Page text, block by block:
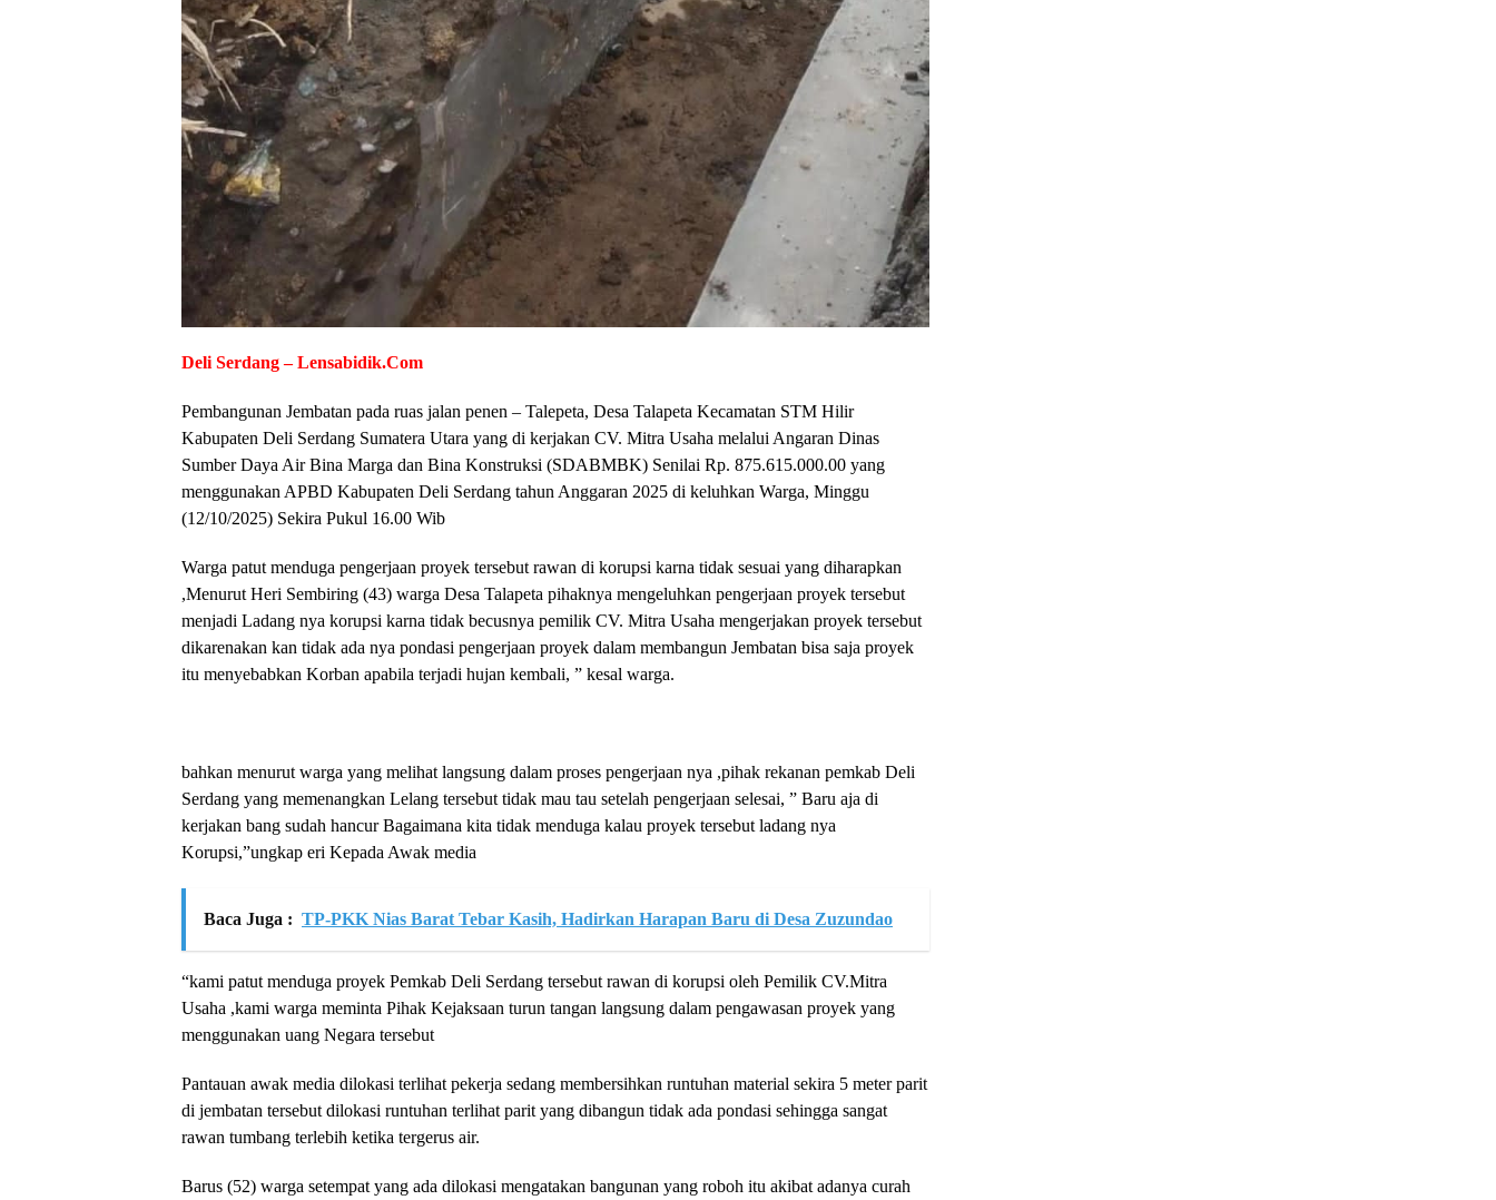
Deli Serdang – Lensabidik.Com
Pembangunan Jembatan pada ruas jalan penen – Talepeta, Desa Talapeta Kecamatan STM Hilir
Kabupaten Deli Serdang Sumatera Utara yang di kerjakan CV. Mitra Usaha melalui Angaran Dinas
Sumber Daya Air Bina Marga dan Bina Konstruksi (SDABMBK) Senilai Rp. 875.615.000.00 yang
menggunakan APBD Kabupaten Deli Serdang tahun Anggaran 2025 di keluhkan Warga, Minggu
(12/10/2025) Sekira Pukul 16.00 Wib
Warga patut menduga pengerjaan proyek tersebut rawan di korupsi karna tidak sesuai yang diharapkan
,Menurut Heri Sembiring (43) warga Desa Talapeta pihaknya mengeluhkan pengerjaan proyek tersebut
menjadi Ladang nya korupsi karna tidak becusnya pemilik CV. Mitra Usaha mengerjakan proyek tersebut
dikarenakan kan tidak ada nya pondasi pengerjaan proyek dalam membangun Jembatan bisa saja proyek
itu menyebabkan Korban apabila terjadi hujan kembali, ” kesal warga.
bahkan menurut warga yang melihat langsung dalam proses pengerjaan nya ,pihak rekanan pemkab Deli
Serdang yang memenangkan Lelang tersebut tidak mau tau setelah pengerjaan selesai, ” Baru aja di
kerjakan bang sudah hancur Bagaimana kita tidak menduga kalau proyek tersebut ladang nya
Korupsi,”ungkap eri Kepada Awak media
Baca Juga : TP-PKK Nias Barat Tebar Kasih, Hadirkan Harapan Baru di Desa Zuzundao
“kami patut menduga proyek Pemkab Deli Serdang tersebut rawan di korupsi oleh Pemilik CV.Mitra
Usaha ,kami warga meminta Pihak Kejaksaan turun tangan langsung dalam pengawasan proyek yang
menggunakan uang Negara tersebut
Pantauan awak media dilokasi terlihat pekerja sedang membersihkan runtuhan material sekira 5 meter parit
di jembatan tersebut dilokasi runtuhan terlihat parit yang dibangun tidak ada pondasi sehingga sangat
rawan tumbang terlebih ketika tergerus air.
Barus (52) warga setempat yang ada dilokasi mengatakan bangunan yang roboh itu akibat adanya curah